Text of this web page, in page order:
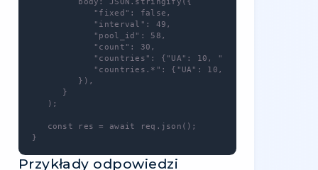
Listę uprawnień znajdziesz także w naszej
dokumentacji.
Metoda zapytania
https://api.stableproxy.com/v2/package/note/
Parametry zapytania
Identyfikator Regulamin
note
koniecznie
nullable string 98